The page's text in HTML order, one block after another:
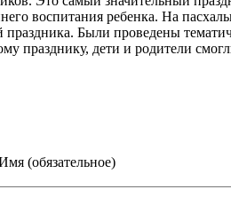
воспитания ребенка. На
праздника. Были проведены
празднику, дети и родители
(обязательное)